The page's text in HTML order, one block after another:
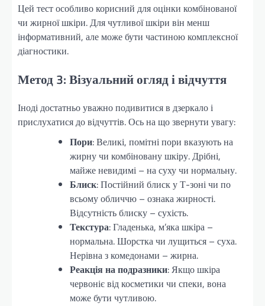
Цей тест особливо корисний для оцінки комбінованої
чи жирної шкіри. Для чутливої шкіри він менш
інформативний, але може бути частиною комплексної
діагностики.
Метод 3: Візуальний огляд і відчуття
Іноді достатньо уважно подивитися в дзеркало і
прислухатися до відчуттів. Ось на що звернути увагу:
Пори: Великі, помітні пори вказують на
жирну чи комбіновану шкіру. Дрібні,
майже невидимі – на суху чи нормальну.
Блиск: Постійний блиск у Т-зоні чи по
всьому обличчю – ознака жирності.
Відсутність блиску – сухість.
Текстура: Гладенька, м’яка шкіра –
нормальна. Шорстка чи лущиться – суха.
Нерівна з комедонами – жирна.
Реакція на подразники: Якщо шкіра
червоніє від косметики чи спеки, вона
може бути чутливою.